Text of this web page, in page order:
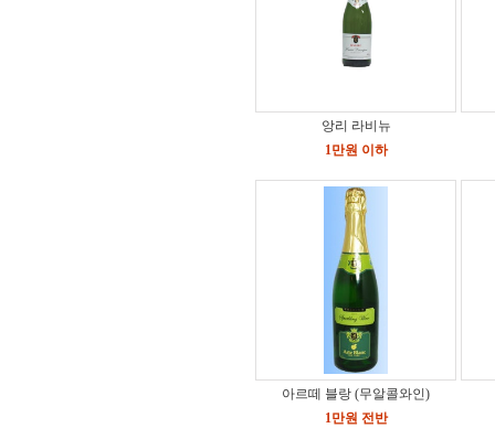
앙리 라비뉴
1만원 이하
아르떼 블랑 (무알콜와인)
1만원 전반